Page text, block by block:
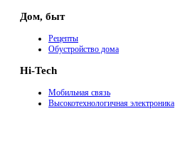
Дом, быт
Рецепты
Обустройство дома
Hi-Tech
Мобильная связь
Высокотехнологичная электроника